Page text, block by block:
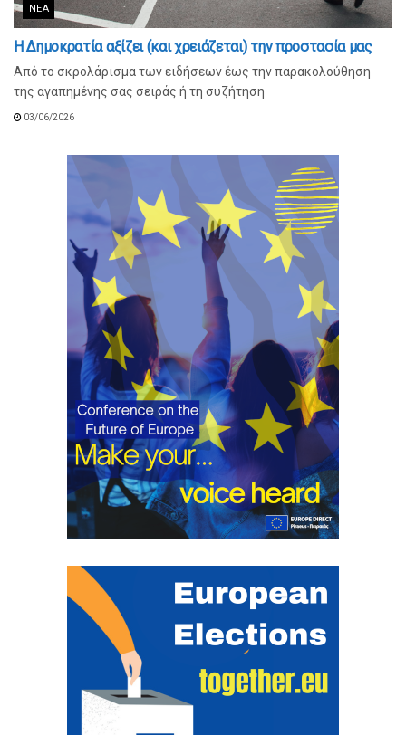
ΝΈΑ
Η Δημοκρατία αξίζει (και χρειάζεται) την προστασία μας
Από το σκρολάρισμα των ειδήσεων έως την παρακολούθηση
της αγαπημένης σας σειράς ή τη συζήτηση
03/06/2026